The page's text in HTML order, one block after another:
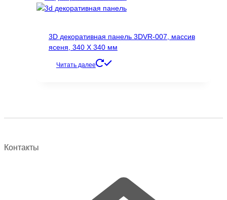
3D декоративная панель 3DVR-007, массив
ясеня, 340 Х 340 мм
Читать далее
Контакты